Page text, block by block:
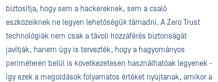
biztosítja, hogy sem a hackereknek, sem a csaló
eszközeiknek ne legyen lehetőségük támadni. A Zero Trust
technológiák nem csak a távoli hozzáférés biztonságát
javítják, hanem úgy is tervezték, hogy a hagyományos
periméteren belül is következetesen használhatóak legyenek -
így ezek a megoldások folyamatos értéket nyújtanak, amikor a